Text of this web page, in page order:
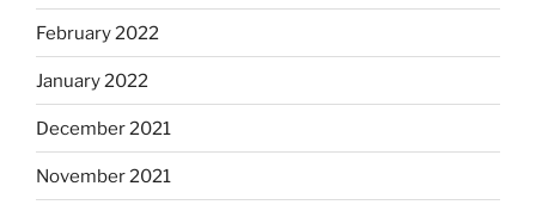
February 2022
January 2022
December 2021
November 2021